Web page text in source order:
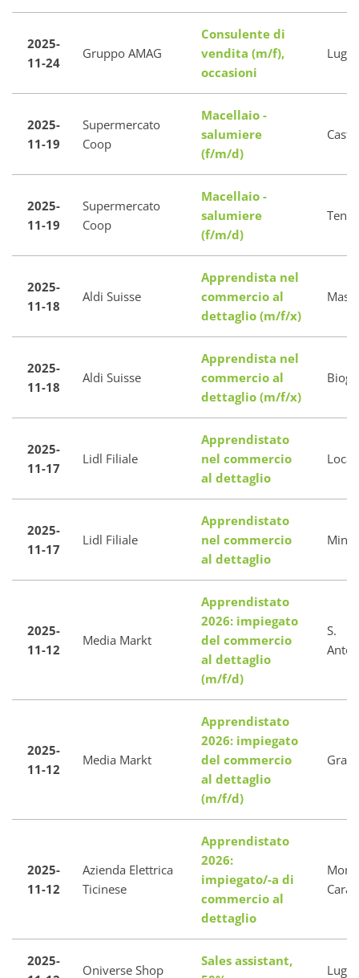
2025-
11-24
Gruppo AMAG
Consulente di
vendita (m/f),
occasioni
2025-
11-19
Supermercato
Coop
Macellaio -
salumiere
(f/m/d)
2025-
11-19
Supermercato
Coop
Macellaio -
salumiere
(f/m/d)
2025-
11-18
Aldi Suisse
Apprendista nel
commercio al
dettaglio (m/f/x)
2025-
11-18
Aldi Suisse
Apprendista nel
commercio al
dettaglio (m/f/x)
2025-
11-17
Lidl Filiale
Apprendistato
nel commercio
al dettaglio
2025-
11-17
Lidl Filiale
Apprendistato
nel commercio
al dettaglio
2025-
11-12
Media Markt
Apprendistato
2026: impiegato
del commercio
al dettaglio
(m/f/d)
S.
2025-
11-12
Media Markt
Apprendistato
2026: impiegato
del commercio
al dettaglio
(m/f/d)
2025-
11-12
Azienda Elettrica
Ticinese
Apprendistato
2026:
impiegato/-a di
commercio al
dettaglio
2025-
Oniverse Shop
Sales assistant,